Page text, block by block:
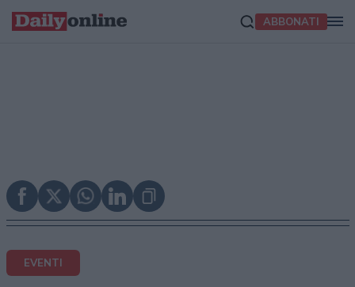
ABBONATI
EVENTI